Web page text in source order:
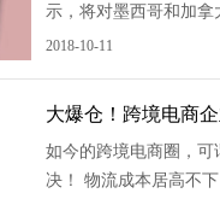
示，将对墨西哥和加拿
朗普将于2025年1月20
2018-10-11
大爆仓！跨境电商
如今的跨境电商圈，
决！ 物流成本居高不